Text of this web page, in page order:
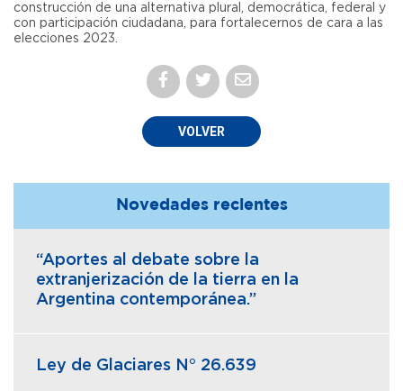
construcción de una alternativa plural, democrática, federal y
con participación ciudadana, para fortalecernos de cara a las
elecciones 2023.
VOLVER
Novedades recientes
“Aportes al debate sobre la
extranjerización de la tierra en la
Argentina contemporánea.”
Ley de Glaciares N° 26.639